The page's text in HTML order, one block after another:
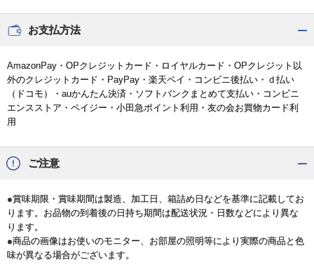
お支払方法
AmazonPay・OPクレジットカード・ロイヤルカード・OPクレジット以
外のクレジットカード・PayPay・楽天ペイ・コンビニ後払い・ｄ払い
（ドコモ）・auかんたん決済・ソフトバンクまとめて支払い・コンビニ
エンスストア・ペイジー・小田急ポイント利用・友の会お買物カード利
用
ご注意
●賞味期限・賞味期間は製造、加工日、箱詰め日などを基準に記載してお
ります。お品物の到着後の日持ち期間は配送状況・日数などにより異な
ります。
●商品の画像はお使いのモニター、お部屋の照明等により実際の商品と色
味が異なる場合がございます。